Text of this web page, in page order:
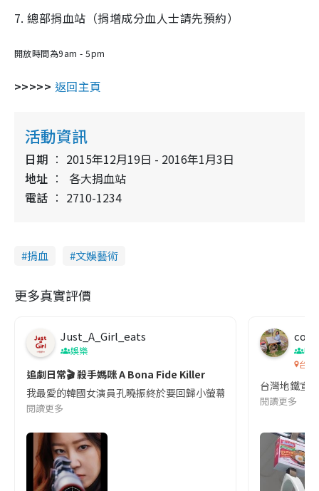
7. 總部捐血站（捐增成分血人士請先預約）
開放時間為9am - 5pm
>>>>> 返回主頁
活動資訊
日期
2015年12月19日 - 2016年1月3日
地址
各大捐血站
電話
2710-1234
捐血 文娛藝術
更多真實評價
Just_A_Girl_eats
娛樂
追劇日常🎬 殺手媽咪 A Bona Fide Killer
我最愛的韓國女演員孔曉振終於要回歸小螢幕啦!這次的劇本改編
閱讀更多
co
吹
台灣
台灣地鐵宣
閱讀更多